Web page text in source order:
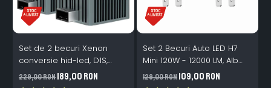
Set de 2 becuri Xenon
conversie hid-led, D1S,
120W, 12.000lm, Canbus,
Miez Cupru, Radiator
229,00 RON189,00 RON
Set 2 Becuri Auto LED H7
Mini 120W - 12000 LM, Alb
Rece 6500K, Canbus
Integrat + Ventilator Răcire,
129,00 RON109,00 RON